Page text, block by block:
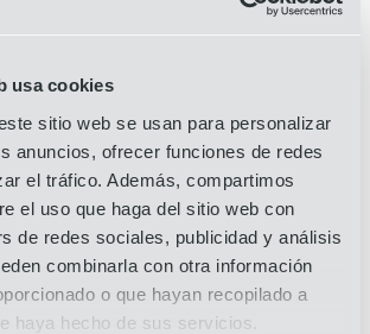
usa cookies
sitio web se usan para personalizar
anuncios, ofrecer funciones de redes
el tráfico. Además, compartimos
el uso que haga del sitio web con
de redes sociales, publicidad y análisis
combinarla con otra información
o que hayan recopilado a
haya hecho de sus servicios.
aérea